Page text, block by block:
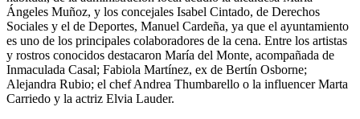
Ángeles Muñoz, y los concejales Isabel Cintado, de Derechos
Sociales y el de Deportes, Manuel Cardeña, ya que el ayuntamiento
es uno de los principales colaboradores de la cena. Entre los artistas
y rostros conocidos destacaron María del Monte, acompañada de
Inmaculada Casal; Fabiola Martínez, ex de Bertín Osborne;
Alejandra Rubio; el chef Andrea Thumbarello o la influencer Marta
Carriedo y la actriz Elvia Lauder.